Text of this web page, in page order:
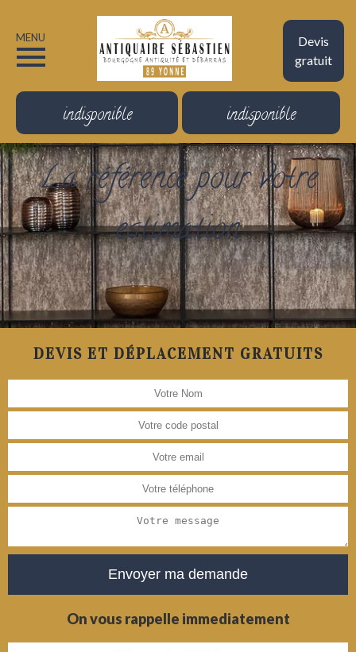
Devis
gratuit
MENU
indisponible indisponible
La référence pour votre
estimation
DEVIS ET DÉPLACEMENT GRATUITS
On vous rappelle immediatement